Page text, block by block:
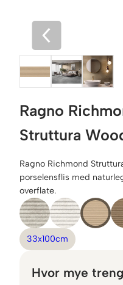
Ragno
Struttura
Ragno Richmond
porselensflis med
overflate.
33x100cm
Hvor mye